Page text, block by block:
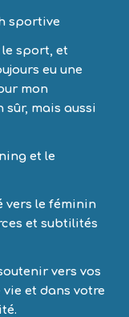
sportive
sport, et
eu une
mon
sûr, mais aussi
et le
vers le féminin
et subtilités
vers vos
et dans votre